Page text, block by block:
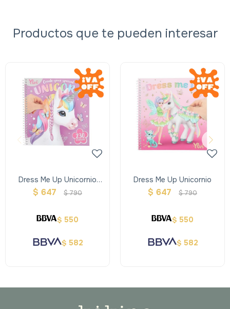
Productos que te pueden interesar
Dress Me Up Unicornio
Create Your Special
$ 647 $790
$ 550
$ 582
Dress Me Up Unicornio
$ 647 $790
$ 550
$ 582